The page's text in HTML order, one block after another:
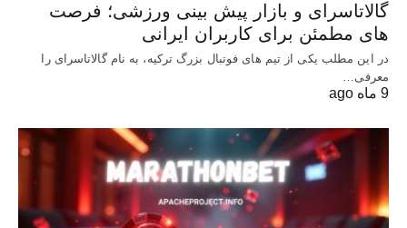
گالاتاسرای و بازار پیش‌ بینی ورزشی؛ فرصت‌
های مطمئن برای کاربران ایرانی
در این مطلب یکی از تیم های فوتبال بزرگ ترکیه، به نام گالاتاسرای را
معرفی…
9 ماه ago